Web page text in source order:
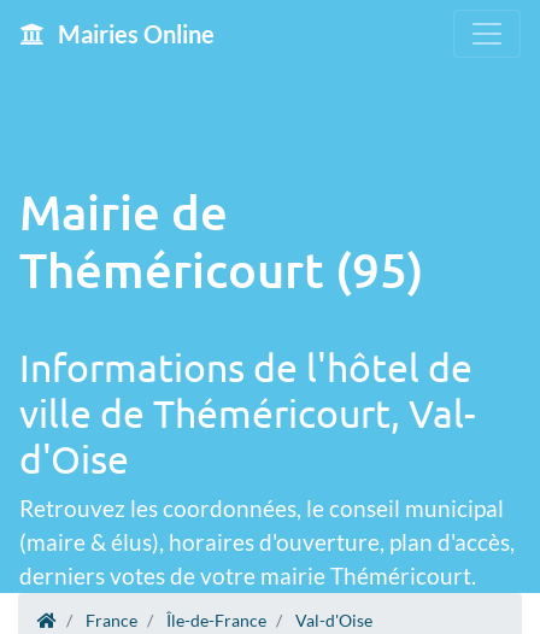
Mairies Online
Mairie de
Théméricourt (95)
Informations de l'hôtel de
ville de Théméricourt, Val-
d'Oise
Retrouvez les coordonnées, le conseil municipal
(maire & élus), horaires d'ouverture, plan d'accès,
derniers votes de votre mairie Théméricourt.
France Île-de-France
Val-d'Oise